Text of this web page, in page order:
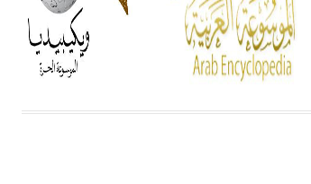
يتكون في البحر ويتركب من مادة
كربونات الكلسيوم، وهو أحمر أو شديد
الحمرة وهو أجود أنواعه، ويمتاز بكبر
الحجم ويسمى الش